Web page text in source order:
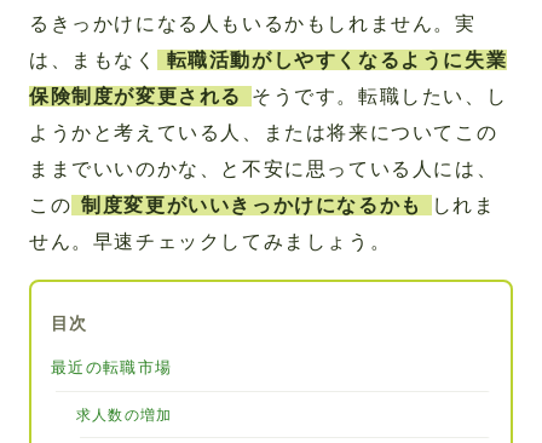
るきっかけになる人もいるかもしれません。実
は、まもなく
転職活動がしやすくなるように失業
保険制度が変更される
そうです。転職したい、し
ようかと考えている人、または将来についてこの
ままでいいのかな、と不安に思っている人には、
この 制度変更がいいきっかけになるかも
しれま
せん。早速チェックしてみましょう。
目次
最近の転職市場
求人数の増加